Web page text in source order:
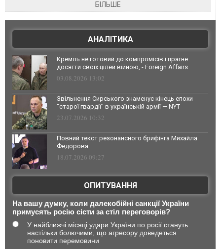
БІЛЬШЕ
АНАЛІТИКА
Кремль не готовий до компромісів і прагне
досягти своїх цілей війною, - Foreign Affairs
03.08.2026 13:02
Звільнення Сирського знаменує кінець епохи
"старої гвардії" в українській армії — NYT
23.07.2026 10:32
Повний текст резонансного брифінга Михайла
Федорова
18.07.2026 09:27
ОПИТУВАННЯ
На вашу думку, коли далекобійні санкції України
примусять росію сісти за стіл переговорів?
У найближчі місяці удари України по росії стануть
настільки болючими, що агресору доведеться
поновити перемовини